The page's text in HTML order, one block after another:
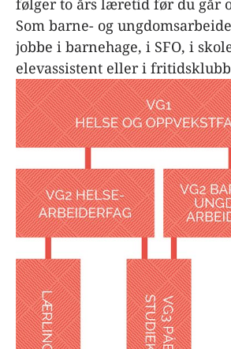
følger to års læretid før du går
Som barne- og
jobbe i barnehage, i SFO, i
elevassistent eller i